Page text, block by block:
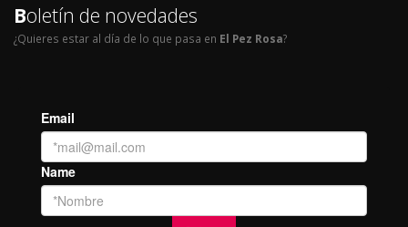
Boletín de novedades
¿Quieres estar al día de lo que pasa en El Pez Rosa?